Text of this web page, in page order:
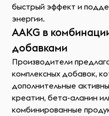
быстрый эффект и
энергии.
AAKG в
добавками
Производители
комплексных добавок,
дополнительные
креатин, бета-аланин
комбинированные